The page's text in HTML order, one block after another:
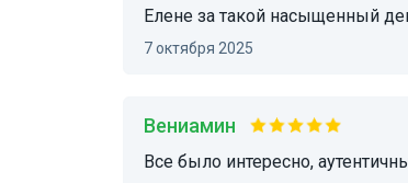
Елене за такой насыщенный
7 октября 2025
Вениамин
Все было интересно,